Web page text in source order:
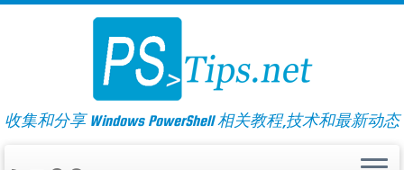
Skip
收集和分享 Windows PowerShell 相关教程,技术和最新动态